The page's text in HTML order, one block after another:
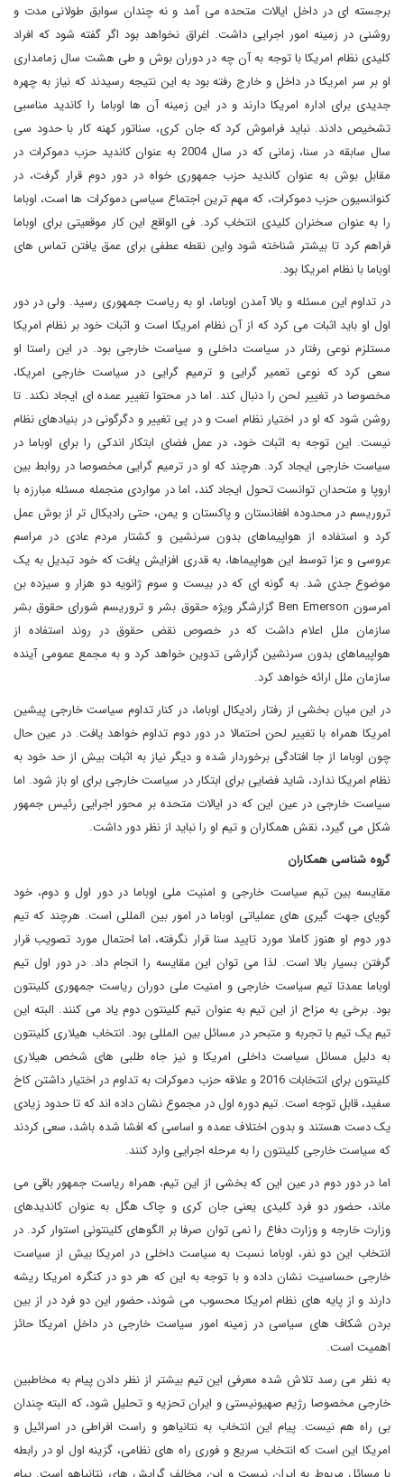
برجسته ای در داخل ایالات متحده می آمد و نه چندان سوابق طولانی مدت و
روشنی در زمینه امور اجرایی داشت. اغراق نخواهد بود اگر گفته شود که افراد
کلیدی نظام امریکا با توجه به آن چه در دوران بوش و طی هشت سال زمامداری
او بر سر امریکا در داخل و خارج رفته بود به این نتیجه رسیدند که نیاز به چهره
جدیدی برای اداره امریکا دارند و در این زمینه آن ها اوباما را کاندید مناسبی
تشخیص دادند. نباید فراموش کرد که جان کری، سناتور کهنه کار با حدود سی
سال سابقه در سنا، زمانی که در سال 2004 به عنوان کاندید حزب دموکرات در
مقابل بوش به عنوان کاندید حزب جمهوری خواه در دور دوم قرار گرفت، در
کنوانسیون حزب دموکرات، که مهم ترین اجتماع سیاسی دموکرات ها است، اوباما
را به عنوان سخنران کلیدی انتخاب کرد. فی الواقع این کار موقعیتی برای اوباما
فراهم کرد تا بیشتر شناخته شود واین نقطه عطفی برای عمق یافتن تماس های
اوباما با نظام امریکا بود.
در تداوم این مسئله و بالا آمدن اوباما، او به ریاست جمهوری رسید. ولی در دور
اول او باید اثبات می کرد که از آن نظام امریکا است و اثبات خود بر نظام امریکا
مستلزم نوعی رفتار در سیاست داخلی و سیاست خارجی بود. در این راستا او
سعی کرد که نوعی تعمیر گرایی و ترمیم گرایی در سیاست خارجی امریکا،
مخصوصا در تغییر لحن را دنبال کند. اما در محتوا تغییر عمده ای ایجاد نکند. تا
روشن شود که او در اختیار نظام است و در پی تغییر و دگرگونی در بنیادهای نظام
نیست. این توجه به اثبات خود، در عمل فضای ابتکار اندکی را برای اوباما در
سیاست خارجی ایجاد کرد. هرچند که او در ترمیم گرایی مخصوصا در روابط بین
اروپا و متحدان توانست تحول ایجاد کند، اما در مواردی منجمله مسئله مبارزه با
تروریسم در محدوده افغانستان و پاکستان و یمن، حتی رادیکال تر از بوش عمل
کرد و استفاده از هواپیماهای بدون سرنشین و کشتار مردم عادی در مراسم
عروسی و عزا توسط این هواپیماها، به قدری افزایش یافت که خود تبدیل به یک
موضوع جدی شد. به گونه ای که در بیست و سوم ژانویه دو هزار و سیزده بن
امرسون Ben Emerson گزارشگر ویژه حقوق بشر و تروریسم شورای حقوق بشر
سازمان ملل اعلام داشت که در خصوص نقض حقوق در روند استفاده از
هواپیماهای بدون سرنشین گزارشی تدوین خواهد کرد و به مجمع عمومی آینده
سازمان ملل ارائه خواهد کرد.
در این میان بخشی از رفتار رادیکال اوباما، در کنار تداوم سیاست خارجی پیشین
امریکا همراه با تغییر لحن احتمالا در دور دوم تداوم خواهد یافت. در عین حال
چون اوباما از جا افتادگی برخوردار شده و دیگر نیاز به اثبات بیش از حد خود به
نظام امریکا ندارد، شاید فضایی برای ابتکار در سیاست خارجی برای او باز شود. اما
سیاست خارجی در عین این که در ایالات متحده بر محور اجرایی رئیس جمهور
شکل می گیرد، نقش همکاران و تیم او را نباید از نظر دور داشت.
گروه شناسی همکاران
مقایسه بین تیم سیاست خارجی و امنیت ملی اوباما در دور اول و دوم، خود
گویای جهت گیری های عملیاتی اوباما در امور بین المللی است. هرچند که تیم
دور دوم او هنوز کاملا مورد تایید سنا قرار نگرفته، اما احتمال مورد تصویب قرار
گرفتن بسیار بالا است. لذا می توان این مقایسه را انجام داد. در دور اول تیم
اوباما عمدتا تیم سیاست خارجی و امنیت ملی دوران ریاست جمهوری کلینتون
بود. برخی به مزاح از این تیم به عنوان تیم کلینتون دوم یاد می کنند. البته این
تیم یک تیم با تجربه و متبحر در مسائل بین المللی بود. انتخاب هیلاری کلینتون
به دلیل مسائل سیاست داخلی امریکا و نیز جاه طلبی های شخص هیلاری
کلینتون برای انتخابات 2016 و علاقه حزب دموکرات به تداوم در اختیار داشتن کاخ
سفید، قابل توجه است. تیم دوره اول در مجموع نشان داده اند که تا حدود زیادی
یک دست هستند و بدون اختلاف عمده و اساسی که افشا شده باشد، سعی کردند
که سیاست خارجی کلینتون را به مرحله اجرایی وارد کنند.
اما در دور دوم در عین این که بخشی از این تیم، همراه ریاست جمهور باقی می
ماند، حضور دو فرد کلیدی یعنی جان کری و چاک هگل به عنوان کاندیدهای
وزارت خارجه و وزارت دفاع را نمی توان صرفا بر الگوهای کلینتونی استوار کرد. در
انتخاب این دو نفر، اوباما نسبت به سیاست داخلی در امریکا بیش از سیاست
خارجی حساسیت نشان داده و با توجه به این که هر دو در کنگره امریکا ریشه
دارند و از پایه های نظام امریکا محسوب می شوند، حضور این دو فرد در از بین
بردن شکاف های سیاسی در زمینه امور سیاست خارجی در داخل امریکا حائز
اهمیت است.
به نظر می رسد تلاش شده معرفی این تیم بیشتر از نظر دادن پیام به مخاطبین
خارجی مخصوصا رژیم صهیونیستی و ایران تحزیه و تحلیل شود، که البته چندان
بی راه هم نیست. پیام این انتخاب به نتانیاهو و راست افراطی در اسرائیل و
امریکا این است که انتخاب سریع و فوری راه های نظامی، گزینه اول او در رابطه